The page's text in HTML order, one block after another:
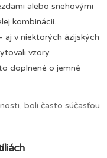
alebo snehovými
kombinácii.
aj v niektorých ázijských
vzory
doplnené o jemné
boli často súčasťou